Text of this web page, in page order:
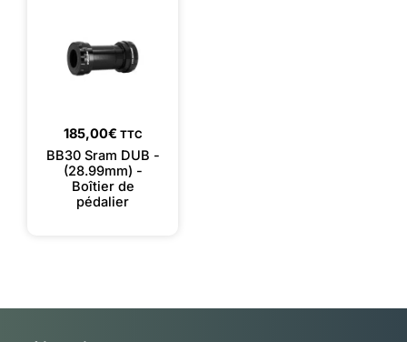
185,00€ TTC
BB30 Sram DUB -
(28.99mm) -
Boîtier de
pédalier